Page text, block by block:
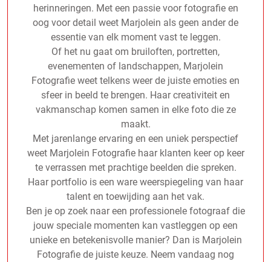
herinneringen. Met een passie voor fotografie en
oog voor detail weet Marjolein als geen ander de
essentie van elk moment vast te leggen.
Of het nu gaat om bruiloften, portretten,
evenementen of landschappen, Marjolein
Fotografie weet telkens weer de juiste emoties en
sfeer in beeld te brengen. Haar creativiteit en
vakmanschap komen samen in elke foto die ze
maakt.
Met jarenlange ervaring en een uniek perspectief
weet Marjolein Fotografie haar klanten keer op keer
te verrassen met prachtige beelden die spreken.
Haar portfolio is een ware weerspiegeling van haar
talent en toewijding aan het vak.
Ben je op zoek naar een professionele fotograaf die
jouw speciale momenten kan vastleggen op een
unieke en betekenisvolle manier? Dan is Marjolein
Fotografie de juiste keuze. Neem vandaag nog